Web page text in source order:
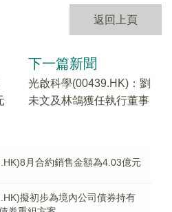
返回上頁
下一篇新聞
光啟科學(00439.HK)：劉
未文及林鴿獲任執行董事
月合約銷售金額為4.03億元
擬初步為境內公司債券持有